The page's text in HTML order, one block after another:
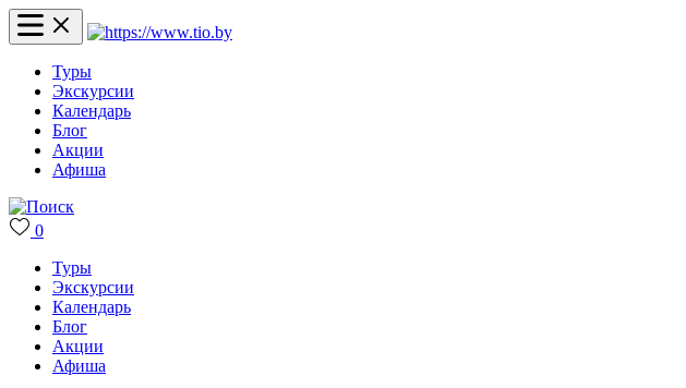
Туры
Экскурсии
Календарь
Блог
Акции
Афиша
0
Туры
Экскурсии
Календарь
Блог
Акции
Афиша